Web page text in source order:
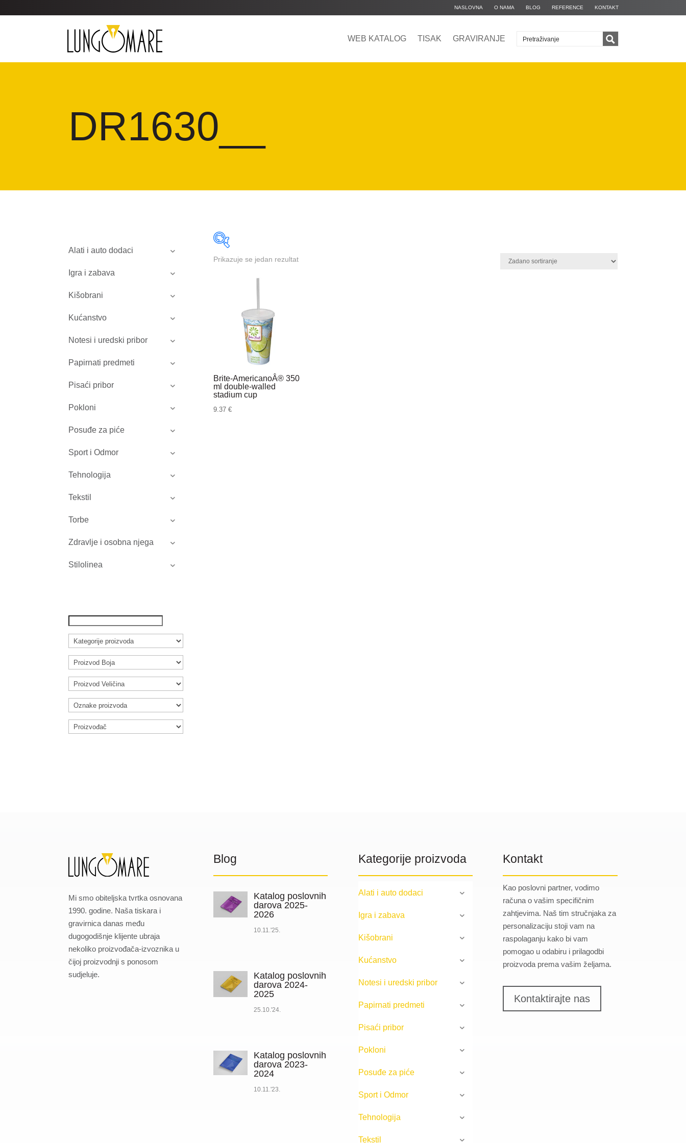
NASLOVNA O NAMA BLOG REFERENCE KONTAKT
WEB KATALOG TISAK GRAVIRANJE
DR1630__
Alati i auto dodaci
Igra i zabava
Kišobrani
Kućanstvo
Notesi i uredski pribor
Papirnati predmeti
Pisaći pribor
Pokloni
Posuđe za piće
Sport i Odmor
Tehnologija
Tekstil
Torbe
Zdravlje i osobna njega
Stilolinea
Prikazuje se jedan rezultat
Brite-AmericanoÂ® 350
ml double-walled
stadium cup
9.37 €
Mi smo obiteljska tvrtka osnovana
1990. godine. Naša tiskara i
gravirnica danas među
dugogodišnje klijente ubraja
nekoliko proizvođača-izvoznika u
čijoj proizvodnji s ponosom
sudjeluje.
Blog
Katalog poslovnih
darova 2025-
2026
10.11.'25.
Katalog poslovnih
darova 2024-
2025
25.10.'24.
Katalog poslovnih
darova 2023-
2024
10.11.'23.
Kategorije proizvoda
Alati i auto dodaci
Igra i zabava
Kišobrani
Kućanstvo
Notesi i uredski pribor
Papirnati predmeti
Pisaći pribor
Pokloni
Posuđe za piće
Sport i Odmor
Tehnologija
Tekstil
Kontakt
Kao poslovni partner, vodimo
računa o vašim specifičnim
zahtjevima. Naš tim stručnjaka za
personalizaciju stoji vam na
raspolaganju kako bi vam
pomogao u odabiru i prilagodbi
proizvoda prema vašim željama.
Kontaktirajte nas